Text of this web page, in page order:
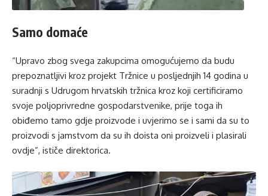
Samo domaće
“Upravo zbog svega zakupcima omogućujemo da budu
prepoznatljivi kroz projekt Tržnice u posljednjih 14 godina u
suradnji s Udrugom hrvatskih tržnica kroz koji certificiramo
svoje poljoprivredne gospodarstvenike, prije toga ih
obiđemo tamo gdje proizvode i uvjerimo se i sami da su to
proizvodi s jamstvom da su ih doista oni proizveli i plasirali
ovdje”, ističe direktorica.